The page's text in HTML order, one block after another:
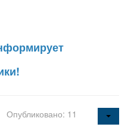
Опубликовано: 11